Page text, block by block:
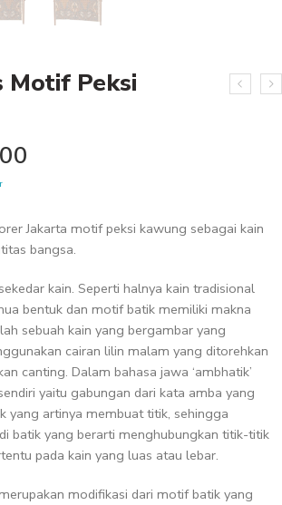
Motif Peksi
Jakarta motif peksi kawung sebagai kain
bangsa.
kain. Seperti halnya kain tradisional
bentuk dan motif batik memiliki makna
sebuah kain yang bergambar yang
cairan lilin malam yang ditorehkan
canting. Dalam bahasa jawa ‘ambhatik’
yaitu gabungan dari kata amba yang
yang artinya membuat titik, sehingga
batik yang berarti menghubungkan titik-titik
pada kain yang luas atau lebar.
modifikasi dari motif batik yang